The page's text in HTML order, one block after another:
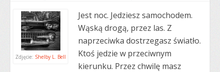
Zapytaj
Zdjęcie: Shelby L. Bell
Jest noc. Jedziesz samochodem.
Wąską drogą, przez las. Z
naprzeciwka dostrzegasz światło.
Ktoś jedzie w przeciwnym
kierunku. Przez chwilę masz